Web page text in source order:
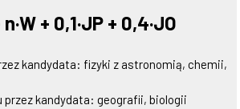
n·W + 0,1·JP + 0,4·JO
kandydata: fizyki z astronomią, chemii,
przez kandydata: geografii, biologii